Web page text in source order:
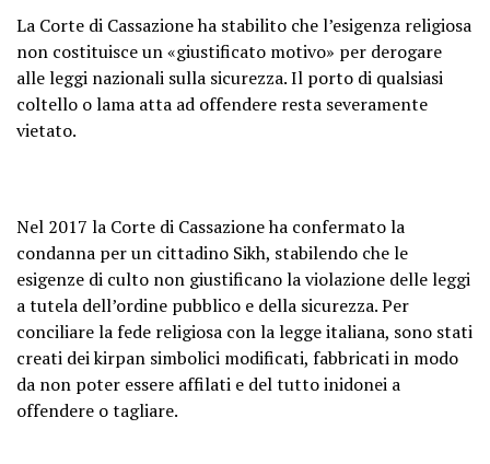
La Corte di Cassazione ha stabilito che l’esigenza religiosa
non costituisce un «giustificato motivo» per derogare
alle leggi nazionali sulla sicurezza. Il porto di qualsiasi
coltello o lama atta ad offendere resta severamente
vietato.
Nel 2017 la Corte di Cassazione ha confermato la
condanna per un cittadino Sikh, stabilendo che le
esigenze di culto non giustificano la violazione delle leggi
a tutela dell’ordine pubblico e della sicurezza. Per
conciliare la fede religiosa con la legge italiana, sono stati
creati dei kirpan simbolici modificati, fabbricati in modo
da non poter essere affilati e del tutto inidonei a
offendere o tagliare.